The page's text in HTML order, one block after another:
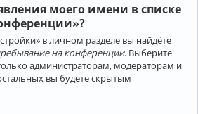
моего имени в списке
в личном разделе вы найдёте
на конференции. Выберите
администраторам, модераторам и
вы будете скрытым